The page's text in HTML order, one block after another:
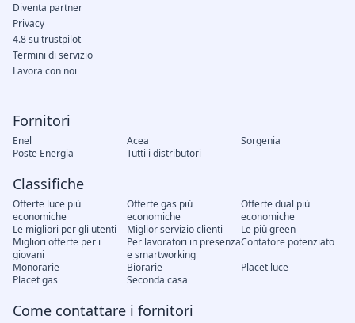
Fornitori
Enel Acea
Sorgenia
Poste Energia
Tutti i distributori
Classifiche
Offerte luce più
economiche
Offerte gas più
economiche
Offerte dual più
economiche
Le migliori per gli utenti
Miglior servizio clienti
Le più green
Migliori offerte per i
giovani
Per lavoratori in presenza
e smartworking
Contatore potenziato
Monorarie
Biorarie
Placet luce
Placet gas
Seconda casa
Come contattare i fornitori
Diventa partner
Privacy
4.8 su trustpilot
Termini di servizio
Lavora con noi